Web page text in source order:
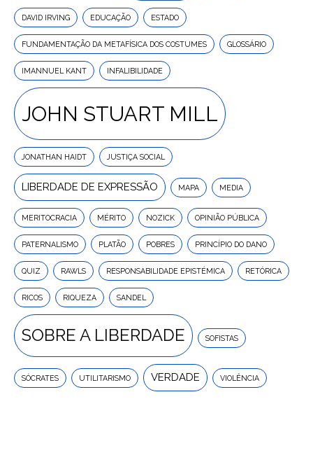
DAVID IRVING EDUCAÇÃO ESTADO
FUNDAMENTAÇÃO DA METAFÍSICA DOS COSTUMES GLOSSÁRIO
IMANNUEL KANT INFALIBILIDADE
JOHN STUART MILL
JONATHAN HAIDT JUSTIÇA SOCIAL
LIBERDADE DE EXPRESSÃO MAPA MEDIA
MERITOCRACIA MÉRITO NOZICK OPINIÃO PÚBLICA
PATERNALISMO PLATÃO POBRES PRINCÍPIO DO DANO
QUIZ RAWLS RESPONSABILIDADE EPISTÉMICA RETÓRICA
RICOS RIQUEZA SANDEL
SOBRE A LIBERDADE SOFISTAS
SÓCRATES UTILITARISMO VERDADE VIOLÊNCIA